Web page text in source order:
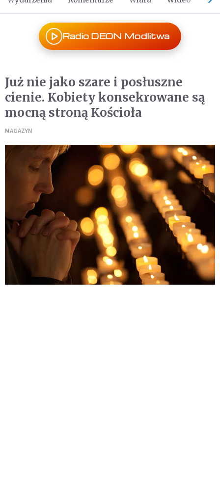
Radio DEON Modlitwa
Już nie jako szare i posłuszne
cienie. Kobiety konsekrowane są
mocną stroną Kościoła
MAGAZYN